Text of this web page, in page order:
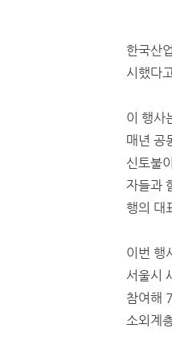
한국산
시했다
이 행사
매년 공
신토불
자들과
행의 대
이번 행
서울시
참여해
소외계